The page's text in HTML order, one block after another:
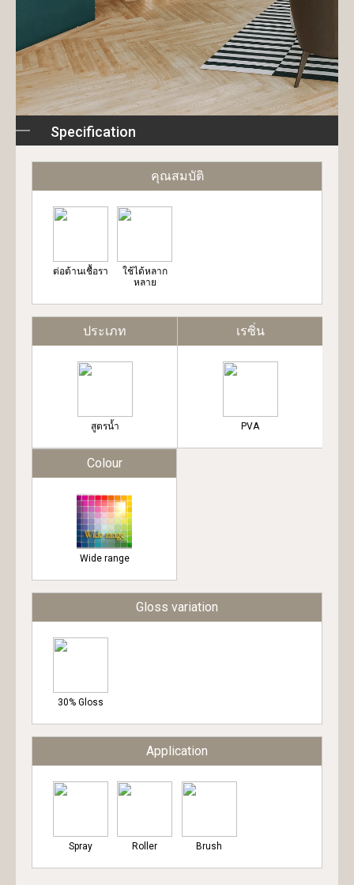
Specification
คุณสมบัติ
ต่อต้านเชื้อรา
ใช้ได้หลาก
หลาย
ประเภท
สูตรน้ำ
เรซิ่น
PVA
Colour
Wide range
Gloss variation
30% Gloss
Application
Spray Roller Brush